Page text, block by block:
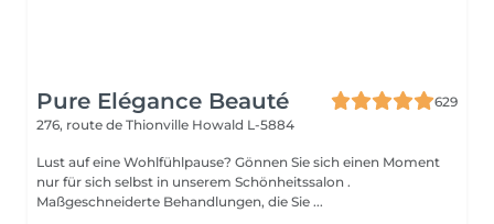
Pure Elégance Beauté
629
276, route de Thionville Howald L-5884
Lust auf eine Wohlfühlpause? Gönnen Sie sich einen Moment
nur für sich selbst in unserem Schönheitssalon .
Maßgeschneiderte Behandlungen, die Sie ...